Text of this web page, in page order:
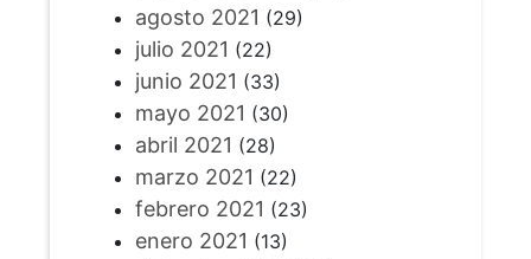
agosto 2021 (29)
julio 2021 (22)
junio 2021 (33)
mayo 2021 (30)
abril 2021 (28)
marzo 2021 (22)
febrero 2021 (23)
enero 2021 (13)